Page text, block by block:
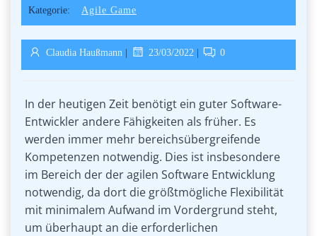
Kategorie: Agile Game
Claudia Haußmann 23/03/2022 0
In der heutigen Zeit benötigt ein guter Software-
Entwickler andere Fähigkeiten als früher. Es
werden immer mehr bereichsübergreifende
Kompetenzen notwendig. Dies ist insbesondere
im Bereich der der agilen Software Entwicklung
notwendig, da dort die größtmögliche Flexibilität
mit minimalem Aufwand im Vordergrund steht,
um überhaupt an die erforderlichen